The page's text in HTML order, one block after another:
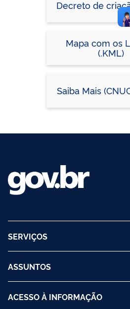
Decreto de
Mapa com os
(.KML)
Saiba Mais
SERVIÇOS
ASSUNTOS
ACESSO À INFORMAÇÃO